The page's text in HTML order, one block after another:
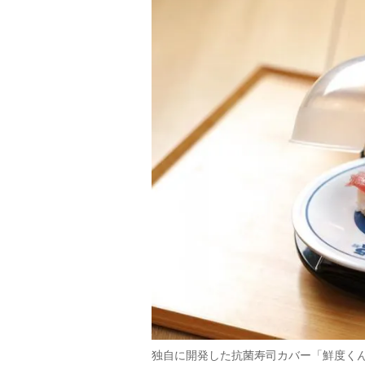
独自に開発した抗菌寿司カバー「鮮度く